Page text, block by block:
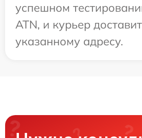
успешном
ATN, и курьер
указанному адресу.